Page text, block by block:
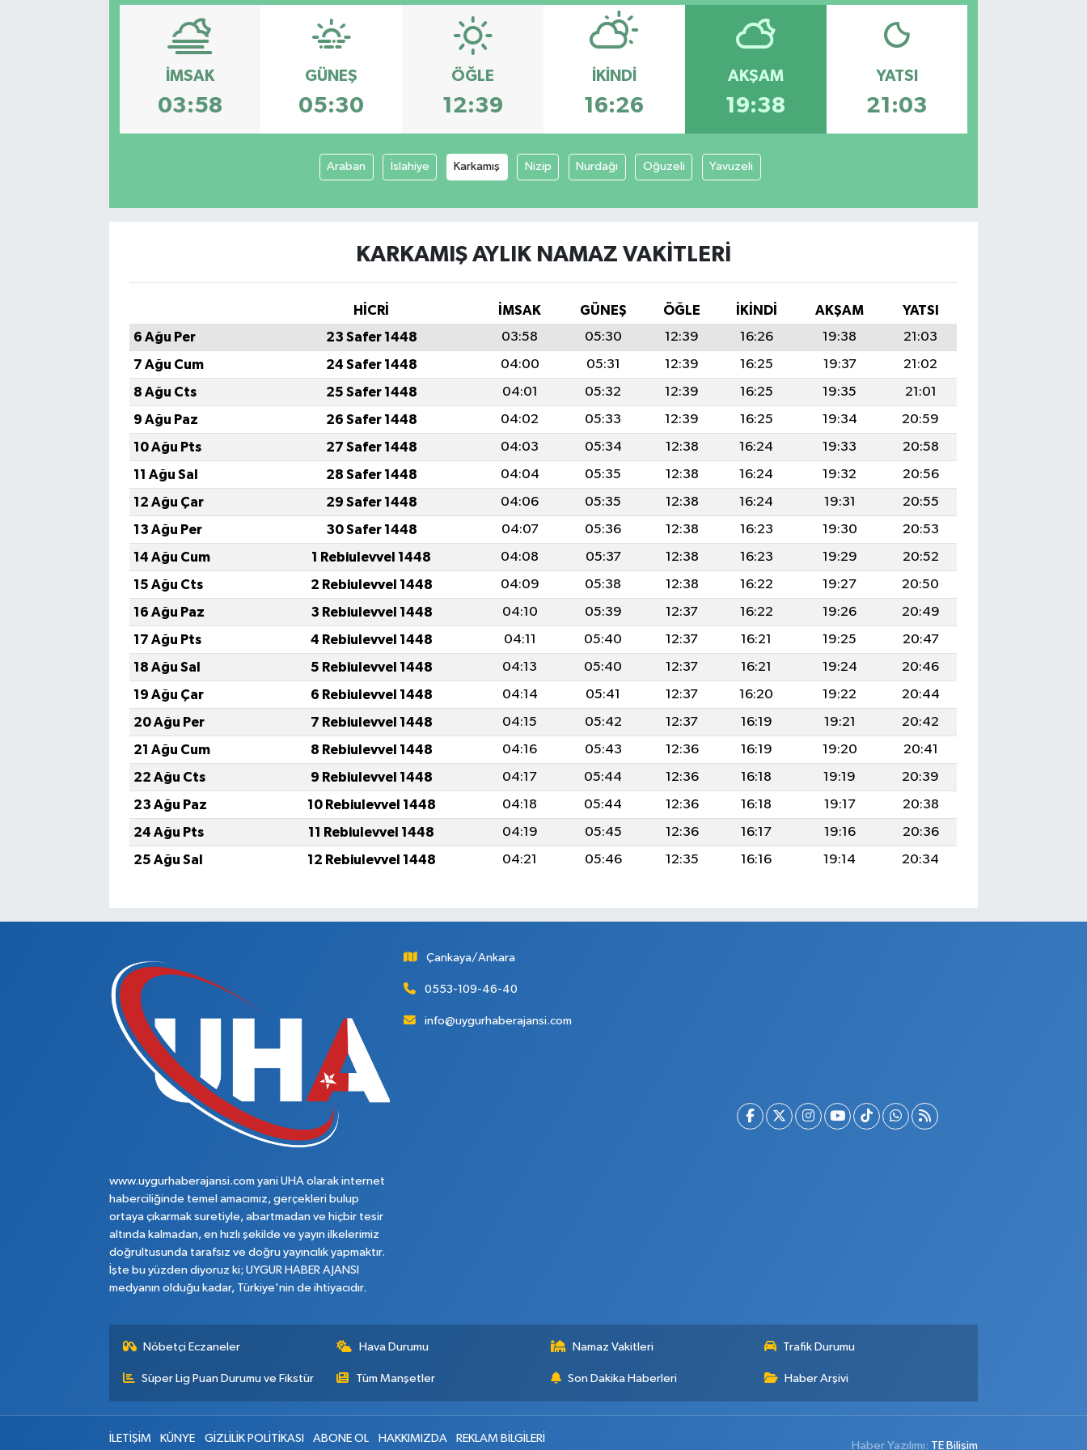
İMSAK
03:58
GÜNEŞ
05:30
ÖĞLE
12:39
İKINDI
16:26
AKŞAM
19:38
YATSI
21:03
Araban İslahiye Karkamış Nizip Nurdağı Oğuzeli Yavuzeli
KARKAMIŞ AYLIK NAMAZ VAKITLERI
HİCRİ İMSAK GÜNEŞ ÖĞLE İKINDI AKŞAM
YATSI
6 Ağu Per
23 Safer 1448 03:58 05:30 12:39 16:26 19:38
21:03
7 Ağu Cum
24 Safer 1448 04:00 05:31 12:39 16:25 19:37
21:02
8 Ağu Cts
25 Safer 1448 04:01 05:32 12:39 16:25 19:35
21:01
9 Ağu Paz
26 Safer 1448 04:02 05:33 12:39 16:25 19:34
20:59
10 Ağu Pts
27 Safer 1448 04:03 05:34 12:38 16:24 19:33
20:58
11 Ağu Sal
28 Safer 1448 04:04 05:35 12:38 16:24 19:32
20:56
12 Ağu Çar
29 Safer 1448 04:06 05:35 12:38 16:24 19:31
20:55
13 Ağu Per
30 Safer 1448 04:07 05:36 12:38 16:23 19:30
20:53
14 Ağu Cum
1 Rebiulevvel 1448 04:08 05:37 12:38 16:23 19:29
20:52
15 Ağu Cts
2 Rebiulevvel 1448 04:09 05:38 12:38 16:22 19:27
20:50
16 Ağu Paz
3 Rebiulevvel 1448 04:10 05:39 12:37 16:22 19:26
20:49
17 Ağu Pts
4 Rebiulevvel 1448 04:11 05:40 12:37 16:21 19:25
20:47
18 Ağu Sal
5 Rebiulevvel 1448 04:13 05:40 12:37 16:21 19:24
20:46
19 Ağu Çar
6 Rebiulevvel 1448 04:14 05:41 12:37 16:20 19:22
20:44
20 Ağu Per
7 Rebiulevvel 1448 04:15 05:42 12:37 16:19 19:21
20:42
21 Ağu Cum
8 Rebiulevvel 1448 04:16 05:43 12:36 16:19 19:20
20:41
22 Ağu Cts
9 Rebiulevvel 1448 04:17 05:44 12:36 16:18 19:19
20:39
23 Ağu Paz
10 Rebiulevvel 1448 04:18 05:44 12:36 16:18 19:17
20:38
24 Ağu Pts
11 Rebiulevvel 1448 04:19 05:45 12:36 16:17 19:16
20:36
25 Ağu Sal
12 Rebiulevvel 1448 04:21 05:46 12:35 16:16 19:14 20:34
www.uygurhaberajansi.com yani UHA olarak internet
haberciliğinde temel amacımız, gerçekleri bulup
ortaya çıkarmak suretiyle, abartmadan ve hiçbir tesir
altında kalmadan, en hızlı şekilde ve yayın ilkelerimiz
doğrultusunda tarafsız ve doğru yayıncılık yapmaktır.
İşte bu yüzden diyoruz ki; UYGUR HABER AJANSI
medyanın olduğu kadar, Türkiye'nin de ihtiyacıdır.
Çankaya/Ankara
0553-109-46-40
info@uygurhaberajansi.com
Nöbetçi Eczaneler Hava Durumu Namaz Vakitleri Trafik Durumu
Süper Lig Puan Durumu ve Fikstür Tüm Manşetler Son Dakika Haberleri Haber Arşivi
İLETİŞİM KÜNYE GİZLİLİK POLİTİKASI ABONE OL HAKKIMIZDA REKLAM BİLGİLERİ
Haber Yazılımı: TE Bilişim